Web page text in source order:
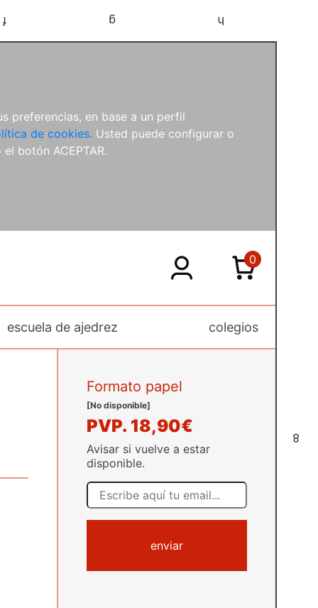
preferencias, en base a un perfil
de cookies. Usted puede configurar o
botón ACEPTAR.
f g h
8
escuela de ajedrez colegios
0
Formato papel
[No disponible]
PVP. 18,90€
Avisar si vuelve a estar
disponible.
enviar